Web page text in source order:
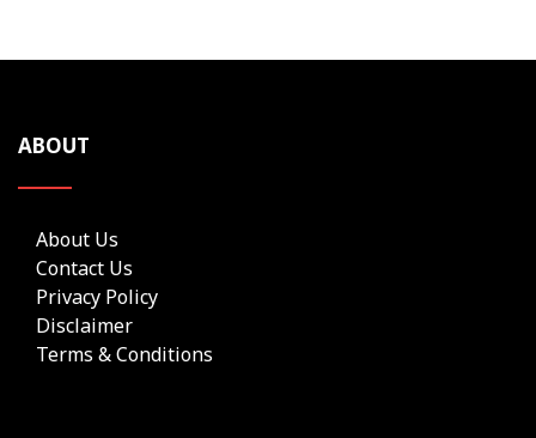
ABOUT
About Us
Contact Us
Privacy Policy
Disclaimer
Terms & Conditions